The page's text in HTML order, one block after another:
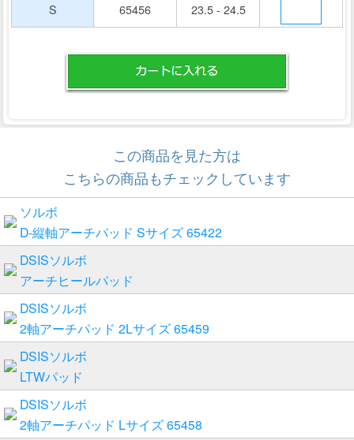
S 65456 23.5 - 24.5
この商品を見た方は
こちらの商品もチェックしています
ソルボ
D-縦軸アーチパッド Sサイズ 65422
DSISソルボ
アーチヒールパッド
DSISソルボ
2軸アーチパッド 2Lサイズ 65459
DSISソルボ
LTWパッド
DSISソルボ
2軸アーチパッド Lサイズ 65458